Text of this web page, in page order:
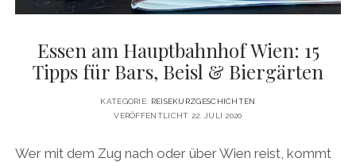
Essen am Hauptbahnhof Wien: 15
Tipps für Bars, Beisl & Biergärten
KATEGORIE: REISEKURZGESCHICHTEN
VERÖFFENTLICHT 22. JULI 2020
Wer mit dem Zug nach oder über Wien reist, kommt